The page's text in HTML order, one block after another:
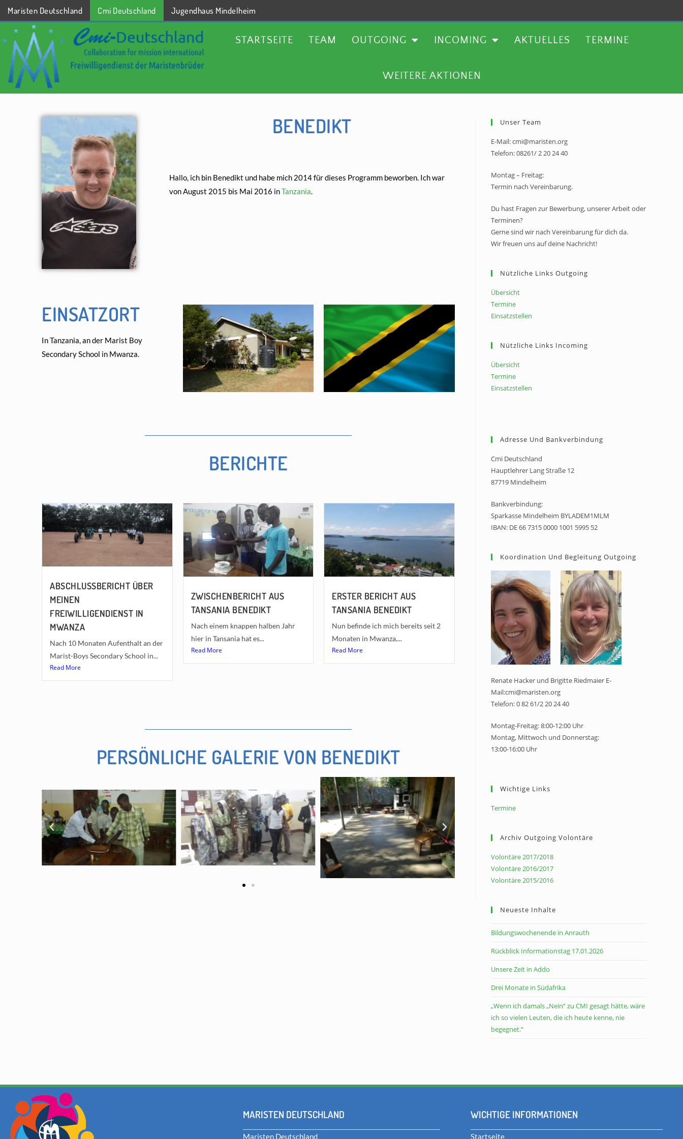
Maristen Deutschland Cmi Deutschland Jugendhaus Mindelheim
STARTSEITE TEAM OUTGOING INCOMING AKTUELLES TERMINE
WEITERE AKTIONEN
STARTSEITE TEAM OUTGOING INCOMING AKTUELLES TERMINE WEITERE AKTIONEN
BENEDIKT
Hallo, ich bin Benedikt und habe mich 2014 für dieses Programm beworben. Ich war
von August 2015 bis Mai 2016 inTanzania.
EINSATZORT
In Tanzania, an der Marist Boy
Secondary School in Mwanza.
BERICHTE
ABSCHLUSSBERICHT ÜBER
MEINEN
FREIWILLIGENDIENST IN
MWANZA
Nach 10 Monaten Aufenthalt an der
Marist-Boys Secondary School in...
Read More
ZWISCHENBERICHT AUS
TANSANIA BENEDIKT
Nach einem knappen halben Jahr
hier in Tansania hat es...
Read More
ERSTER BERICHT AUS
TANSANIA BENEDIKT
Nun befinde ich mich bereits seit 2
Monaten in Mwanza,...
Read More
PERSÖNLICHE GALERIE VON BENEDIKT
Unser Team
E-Mail: cmi@maristen.org
Telefon: 08261/ 2 20 24 40
Montag – Freitag:
Termin nach Vereinbarung.
Du hast Fragen zur Bewerbung, unserer Arbeit oder
Terminen?
Gerne sind wir nach Vereinbarung für dich da.
Wir freuen uns auf deine Nachricht!
Nützliche Links Outgoing
Übersicht
Termine
Einsatzstellen
Nützliche Links Incoming
Übersicht
Termine
Einsatzstellen
Adresse Und Bankverbindung
Cmi Deutschland
Hauptlehrer Lang Straße 12
87719 Mindelheim
Bankverbindung:
Sparkasse Mindelheim BYLADEM1MLM
IBAN: DE 66 7315 0000 1001 5995 52
Koordination Und Begleitung Outgoing
Renate Hacker und Brigitte Riedmaier E-
Mail:cmi@maristen.org
Telefon: 0 82 61/2 20 24 40
Montag-Freitag: 8:00-12:00 Uhr
Montag, Mittwoch und Donnerstag:
13:00-16:00 Uhr
Wichtige Links
Termine
Archiv Outgoing Volontäre
Volontäre 2017/2018
Volontäre 2016/2017
Volontäre 2015/2016
Neueste Inhalte
Bildungswochenende in Anrauth
Rückblick Informationstag 17.01.2026
Unsere Zeit in Addo
Drei Monate in Südafrika
„Wenn ich damals „Nein“ zu CMI gesagt hätte, wäre
ich so vielen Leuten, die ich heute kenne, nie
begegnet.“
MARISTEN DEUTSCHLAND
Maristen Deutschland
WICHTIGE INFORMATIONEN
Startseite